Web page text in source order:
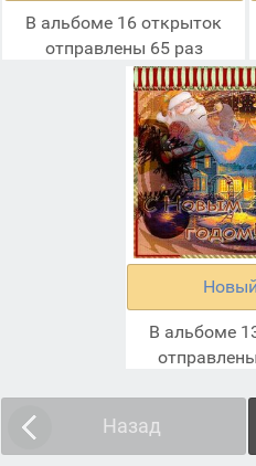
В альбоме 16 открыток
отправлены 65 раз
В альбоме
Назад